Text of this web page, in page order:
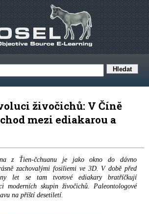
živočichů: V Číně
mezi ediakarou a
z Ťien-čchuanu je jako okno do dávno
zachovalými fosiliemi ve 3D. V době před
let se tam tvorové ediakary bratříčkují
moderních skupin živočichů. Paleontologové
na příští desetiletí.